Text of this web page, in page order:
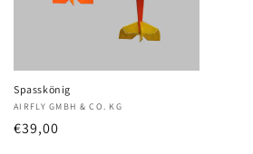
Spasskönig
Anbieter:
AIRFLY GMBH & CO. KG
Normaler
€39,00